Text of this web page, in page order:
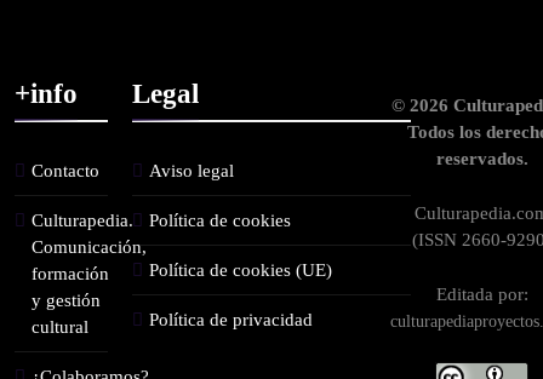
+info
Contacto
Culturapedia.
Comunicación,
formación
y gestión
cultural
Legal
Aviso legal
Política de cookies
Política de cookies (UE)
Política de privacidad
© 2026
Todos los
reservados.
(ISSN 2660-
Editada por: